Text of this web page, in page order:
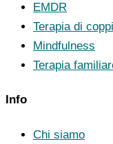
EMDR
Terapia di
Mindfulness
Terapia
Info
Chi siamo